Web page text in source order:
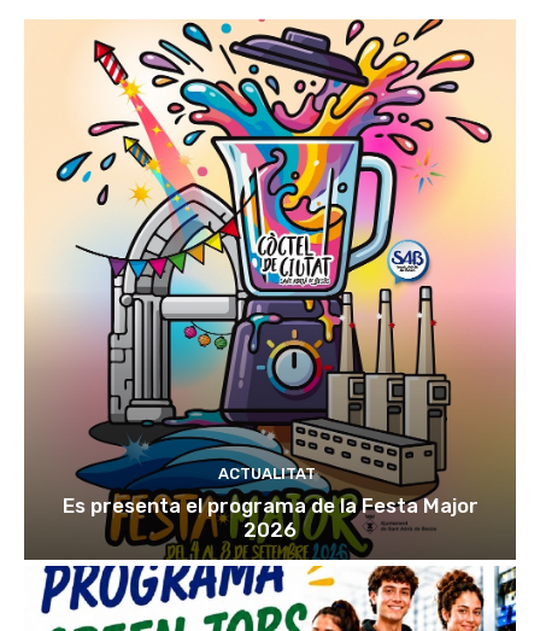
ACTUALITAT
Es presenta el programa de la Festa Major
2026